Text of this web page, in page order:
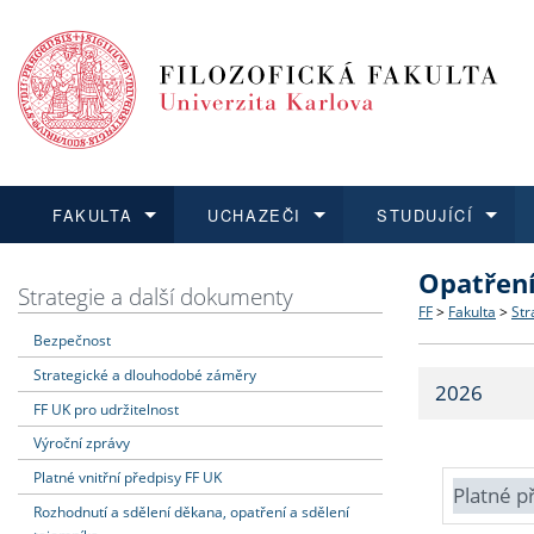
FAKULTA
Dozvědět se více
Struktura
Strategie
Fakultní
UCHAZEČI
Podat přihlášku
Co
Učitelské
STUDUJÍCÍ
Dozvědět se více
Dozvědět se více
O vědě a
Dozvědět se více
Aktuální
Strategie a další dokumenty
Bezpečnost
Strategické a dlouhodobé záměry
FF UK pro udržitelnost
Výroční zprávy
Platné vnitřní předpisy FF UK
Rozhodnutí a sdělení děkana, opatření a sdělení
FF > Fakulta >
2026
Platné